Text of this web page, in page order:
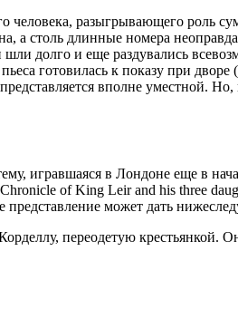
разыгрывающего роль
а столь длинные номера
шли долго и еще раздувались
готовилась к показу при
вполне уместной. Но,
игравшаяся в Лондоне еще в
of King Leir and his three
представление может дать
переодетую крестьянкой.